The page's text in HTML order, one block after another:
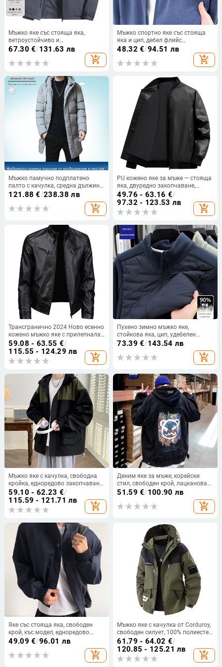
Мъжко яке със стояща яка,
ветроустойчиво и
водоустойчиво, за пролет и есен,
свободен силует, външно яке с
джобове
67.30 €/131.63 лв
add_shopping_cart
Мъжко спортно яке със стояща
яка и цип, дебел флийс
вътрешност, полиестер 93,8% +
джобове
48.32 €/94.51 лв
add_shopping_cart
Мъжко памучно подплатено
палто с качулка, средна дължина,
цип, дебело зимно, джобове с
121.88 €/238.38 лв
add_shopping_cart
PU кожено яке за мъже — стояща
яка, двуредно закопчаване,
средна дължина, подплатено
полиестер, спортен стил
49.76 - 63.16 €/
97.32 - 123.53 лв
add_shopping_cart
Трансгранично 2024 Ново есенно
кожено мъжко яке с прилепнала
кройка, корейско модно красиво
ежедневно яке, трансгранично
кожено яке с яка стойка
59.08 - 63.55 €/
115.55 - 124.29 лв
add_shopping_cart
Пухено зимно мъжко яке,
стойкова яка, цип, удебелен
пълнеж 35 г пух, съдържание пух
73.39 €/143.54 лв
add_shopping_cart
Мъжко яке с качулка, свободна
кройка, едноредово закопчаване,
полиестер.
59.10 - 62.23 €/
115.59 - 121.71 лв
add_shopping_cart
Деним яке за мъже, корейски
стил, свободен крой, лацканова
яка, еднокопчено закопчаване,
51.59 €/100.90 лв
add_shopping_cart
Яке със стояща яка, свободен
крой, къс модел, едноредово
закопчаване, полиестер 95%+
49.09 €/96.01 лв
add_shopping_cart
Мъжко яке с качулка от Corduroy,
свободен силует, 100% полиестер
горна тъкан, подплата полиестер,
есенно облекло
61.79 - 64.02 €/
120.85 - 125.21 лв
add_shopping_cart